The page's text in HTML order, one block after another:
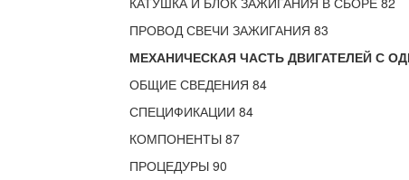
ПРОВОД СВЕЧИ ЗАЖИГАНИЯ 83
МЕХАНИЧЕСКАЯ ЧАСТЬ ДВИГАТЕЛЕЙ С
ОБЩИЕ СВЕДЕНИЯ 84
СПЕЦИФИКАЦИИ 84
КОМПОНЕНТЫ 87
ПРОЦЕДУРЫ 90